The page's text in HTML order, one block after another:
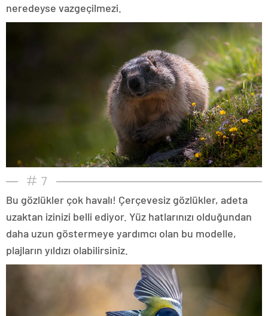
neredeyse vazgeçilmezi.
7
Bu gözlükler çok havalı! Çerçevesiz gözlükler, adeta
uzaktan izinizi belli ediyor. Yüz hatlarınızı olduğundan
daha uzun göstermeye yardımcı olan bu modelle,
plajların yıldızı olabilirsiniz.